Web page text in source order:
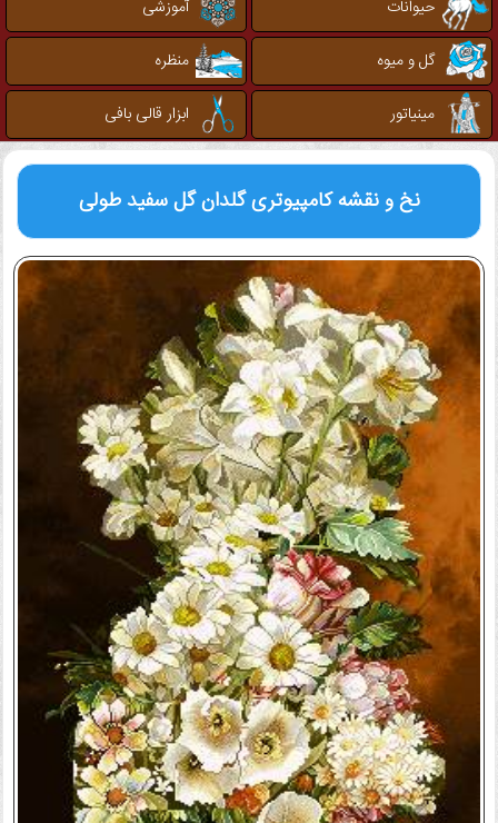
حیوانات
آموزشی
گل و میوه
منظره
مینیاتور
ابزار قالی بافی
نخ و نقشه کامپیوتریگلدان گل سفید طولی